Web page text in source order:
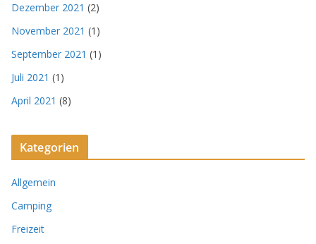
Dezember 2021 (2)
November 2021 (1)
September 2021 (1)
Juli 2021 (1)
April 2021 (8)
Kategorien
Allgemein
Camping
Freizeit